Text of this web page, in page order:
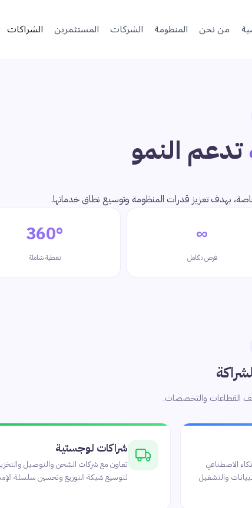
من نحن المنظومة الشركات المستثمرين الشراكات
تدعم النمو
بهدف تعزيز قدرات المنظومة وتوسيع نطاق خدماتها.
∞
فرص تكامل
360°
تغطية شاملة
القطاعات والتخصصات.
الاصطناعي
والتشغيل
شراكات لوجستية
تعاون مع شركات الشحن والتوصيل
لتوسيع شبكة التوزيع وتحسين سلسلة